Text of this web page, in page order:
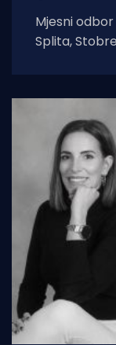
Mjesni
Splita,